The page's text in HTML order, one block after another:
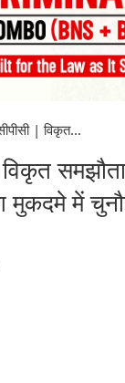
| विकृत...
में